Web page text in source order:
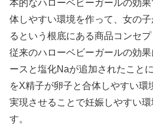
本的なハローベビーガールの効
体しやすい環境を作って、女の
るという根底にある商品コンセプ
従来のハローベビーガールの効
ースと塩化Naが追加されたこと
をX精子が卵子と合体しやすい環
実現させることで妊娠しやすい
す。